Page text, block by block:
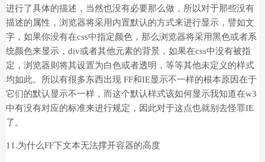
进行了具体的描述，当然也没有必要那么做，所以对于那些没有
描述的属性，浏览器将采用内置默认的方式来进行显示，譬如文
字，如果你没有在css中指定颜色，那么浏览器将采用黑色或者系
统颜色来显示，div或者其他元素的背景，如果在css中没有被指
定，浏览器则将其设置为白色或者透明，等等其他未定义的样式
均如此。所以有很多东西出现 FF和IE显示不一样的根本原因在于
它们的默认显示不一样，而这个默认样式该如何显示我知道在w3
中有没有对应的标准来进行规定，因此对于这点也就别去怪罪IE
了。
11.为什么FF下文本无法撑开容器的高度